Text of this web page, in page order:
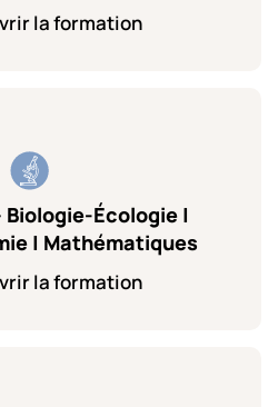
la formation
Biologie-Écologie |
| Mathématiques
la formation